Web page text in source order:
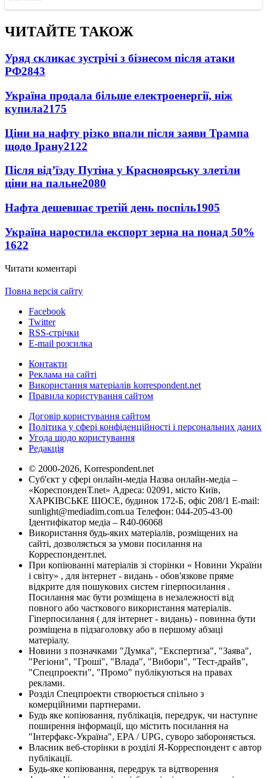
ЧИТАЙТЕ ТАКОЖ
Уряд скликає зустрічі з бізнесом після атаки
РФ2843
Україна продала більше електроенергії, ніж
купила2175
Ціни на нафту різко впали після заяви Трампа
щодо Ірану2122
Після від’їзду Путіна у Красноярську злетіли
ціни на пальне2080
Нафта дешевшає третій день поспіль1905
Україна наростила експорт зерна на понад 50%
1622
Читати коментарі
Повна версія сайту
Facebook
Twitter
RSS-стрічки
E-mail розсилка
Контакти
Реклама на сайті
Використання матеріалів korrespondent.net
Правила користування сайтом
Договір користування сайтом
Політика у сфері конфіденційності і персональних даних
Угода щодо користування
Редакція
© 2000-2026, Korrespondent.net
Суб'єкт у сфері онлайн-медіа Назва онлайн-медіа –
«КореспонденТ.net» Адреса: 02091, місто Київ,
ХАРКІВСЬКЕ ШОСЕ, будинок 172-Б, офіс 208/1 E-mail:
sunlight@mediadim.com.ua Телефон: 044-205-43-00
Ідентифікатор медіа – R40-06068
Використання будь-яких матеріалів, розміщених на
сайті, дозволяється за умови посилання на
Корреспондент.net.
При копіюванні матеріалів зі сторінки « Новини України
і світу» , для інтернет - видань - обов'язкове пряме
відкрите для пошукових систем гіперпосилання .
Посилання має бути розміщена в незалежності від
повного або часткового використання матеріалів.
Гіперпосилання ( для інтернет - видань) - повинна бути
розміщена в підзаголовку або в першому абзаці
матеріалу.
Новини з позначками "Думка", "Експертиза", "Заява",
"Регіони", "Гроші", "Влада", "Вибори", "Тест-драйв",
"Спецпроекти", "Промо" публікуються на правах
реклами.
Розділ Спецпроекти створюється спільно з
комерційними партнерами.
Будь яке копіювання, публікація, передрук, чи наступне
поширення інформації, що містить посилання на
"Інтерфакс-Україна", EPA / UPG, суворо забороняється.
Власник веб-сторінки в розділі Я-Корреспондент є автор
публікації.
Будь-яке копіювання, передрук та відтворення